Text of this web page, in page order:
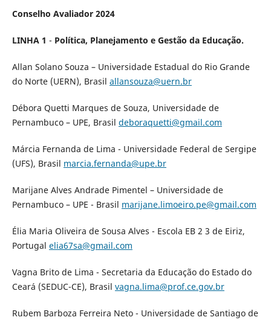
Conselho Avaliador 2024
LINHA 1 - Política, Planejamento e Gestão da Educação.
Allan Solano Souza – Universidade Estadual do Rio Grande
do Norte (UERN), Brasil allansouza@uern.br
Débora Quetti Marques de Souza, Universidade de
Pernambuco – UPE, Brasil deboraquetti@gmail.com
Márcia Fernanda de Lima - Universidade Federal de Sergipe
(UFS), Brasil marcia.fernanda@upe.br
Marijane Alves Andrade Pimentel – Universidade de
Pernambuco – UPE - Brasil marijane.limoeiro.pe@gmail.com
Élia Maria Oliveira de Sousa Alves - Escola EB 2 3 de Eiriz,
Portugal elia67sa@gmail.com
Vagna Brito de Lima - Secretaria da Educação do Estado do
Ceará (SEDUC-CE), Brasil vagna.lima@prof.ce.gov.br
Rubem Barboza Ferreira Neto - Universidade de Santiago de